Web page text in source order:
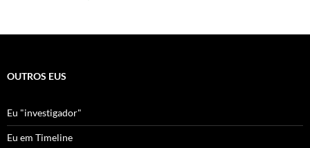
OUTROS EUS
Eu "investigador"
Eu em Timeline